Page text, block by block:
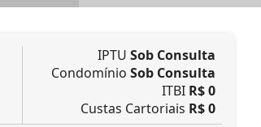
IPTU Sob Consulta
Condomínio Sob Consulta
ITBI R$ 0
Custas Cartoriais R$ 0